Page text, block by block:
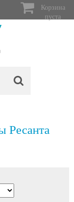
Корзина
пуста
Ресанта